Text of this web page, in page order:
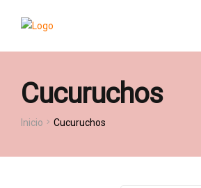
Cucuruchos
Inicio Cucuruchos